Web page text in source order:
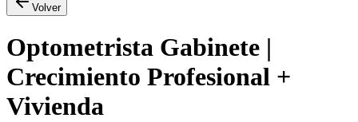
Volver
Optometrista Gabinete |
Crecimiento Profesional +
Vivienda